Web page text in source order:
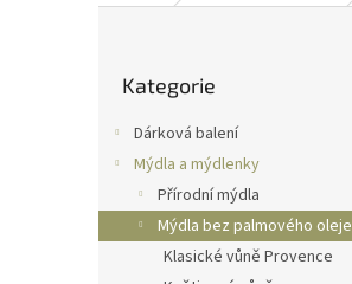
kategorie
Kategorie
Dárková balení
Mýdla a mýdlenky
Přírodní mýdla
Mýdla bez palmového oleje
Klasické vůně Provence